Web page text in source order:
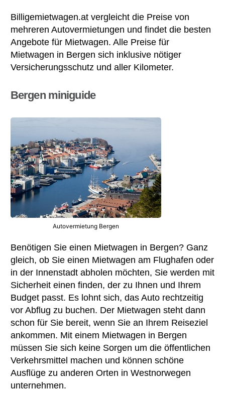
Billigemietwagen.at vergleicht die Preise von
mehreren Autovermietungen und findet die besten
Angebote für Mietwagen. Alle Preise für
Mietwagen in Bergen sich inklusive nötiger
Versicherungsschutz und aller Kilometer.
Bergen miniguide
Autovermietung Bergen
Benötigen Sie einen Mietwagen in Bergen? Ganz
gleich, ob Sie einen Mietwagen am Flughafen oder
in der Innenstadt abholen möchten, Sie werden mit
Sicherheit einen finden, der zu Ihnen und Ihrem
Budget passt. Es lohnt sich, das Auto rechtzeitig
vor Abflug zu buchen. Der Mietwagen steht dann
schon für Sie bereit, wenn Sie an Ihrem Reiseziel
ankommen. Mit einem Mietwagen in Bergen
müssen Sie sich keine Sorgen um die öffentlichen
Verkehrsmittel machen und können schöne
Ausflüge zu anderen Orten in Westnorwegen
unternehmen.